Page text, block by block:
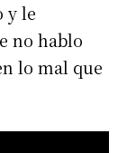
y le
no hablo
lo mal que